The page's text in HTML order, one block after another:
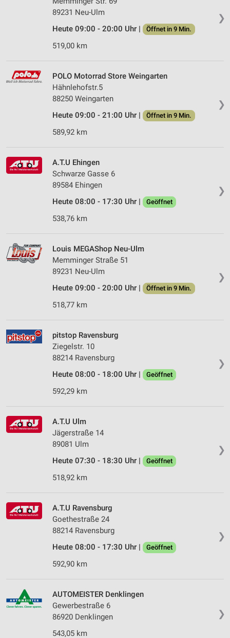
❯
89231 Neu-Ulm
Heute 09:00 - 20:00 Uhr |
Öffnet in 9 Min.
519,00 km
❯
POLO Motorrad Store Weingarten
Hähnlehofstr.5
88250 Weingarten
Heute 09:00 - 21:00 Uhr |
Öffnet in 9 Min.
589,92 km
❯
A.T.U Ehingen
Schwarze Gasse 6
89584 Ehingen
Heute 08:00 - 17:30 Uhr |
Geöffnet
538,76 km
❯
Louis MEGAShop Neu-Ulm
Memminger Straße 51
89231 Neu-Ulm
Heute 09:00 - 20:00 Uhr |
Öffnet in 9 Min.
518,77 km
❯
pitstop Ravensburg
Ziegelstr. 10
88214 Ravensburg
Heute 08:00 - 18:00 Uhr |
Geöffnet
592,29 km
❯
A.T.U Ulm
Jägerstraße 14
89081 Ulm
Heute 07:30 - 18:30 Uhr |
Geöffnet
518,92 km
❯
A.T.U Ravensburg
Goethestraße 24
88214 Ravensburg
Heute 08:00 - 17:30 Uhr |
Geöffnet
592,90 km
❯
AUTOMEISTER Denklingen
Gewerbestraße 6
86920 Denklingen
543,05 km